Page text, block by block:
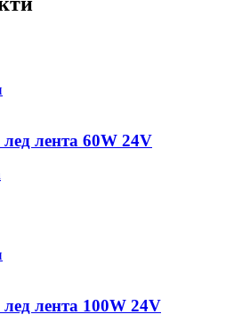
лента 60W 24V
лента 100W 24V